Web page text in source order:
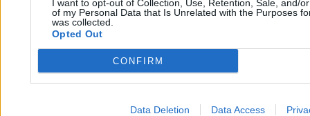
I want to opt-out of Collection, Use, Retention, Sale, and/
of my Personal Data that Is Unrelated with the Purposes
was collected.
Opted Out
CONFIRM
Data Deletion Data Access
Nocna prohibicja w Warszawie. Są pierwsze dane ze służb
Toruń wprowadza nocną prohibicję. Wiemy od kiedy i w jakich